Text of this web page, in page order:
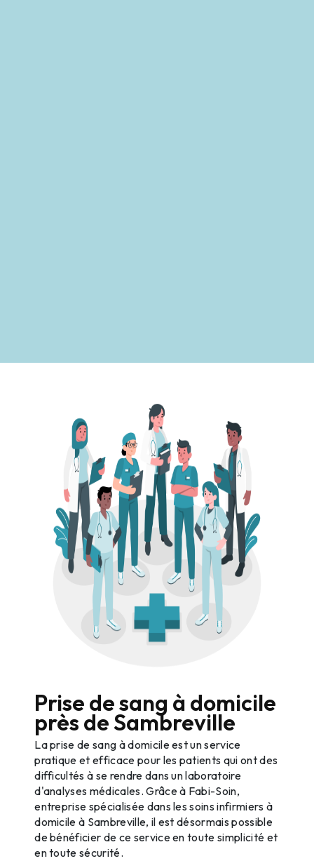
Prise de sang à domicile
près de Sambreville
La prise de sang à domicile est un service
pratique et efficace pour les patients qui ont des
difficultés à se rendre dans un laboratoire
d'analyses médicales. Grâce à Fabi-Soin,
entreprise spécialisée dans les soins infirmiers à
domicile à Sambreville, il est désormais possible
de bénéficier de ce service en toute simplicité et
en toute sécurité.